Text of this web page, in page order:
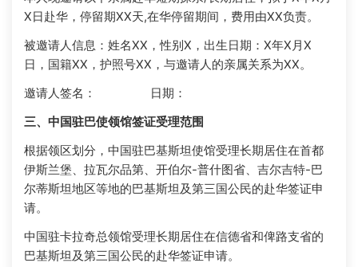
X日赴华，停留期XX天,在华停留期间，费用由XX负责。
被邀请人信息：姓名XX，性别X，出生日期：X年X月X
日，国籍XX，护照号XX，与邀请人的亲属关系为XX。
邀请人签名： 日期：
三、中国驻巴使领馆签证受理范围
根据领区划分，中国驻巴基斯坦使馆受理长期居住在首都
伊斯兰堡、拉瓦尔品第、开伯尔-普什图省、吉尔吉特-巴
尔蒂斯坦地区等地的巴基斯坦及第三国公民的赴华签证申
请。
中国驻卡拉奇总领馆受理长期居住在信德省和俾路支省的
巴基斯坦及第三国公民的赴华签证申请。